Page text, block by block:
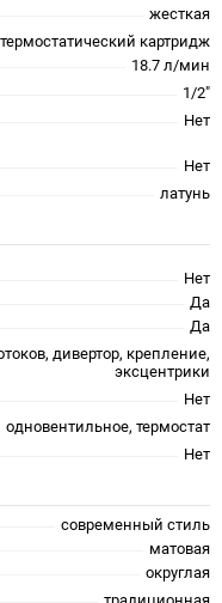
жесткая
термостатический картридж
18.7 л/мин
1/2"
Нет
Нет
латунь
Нет
Да
Да
дивертор, крепление,
эксцентрики
Нет
одновентильное, термостат
Нет
современный стиль
матовая
округлая